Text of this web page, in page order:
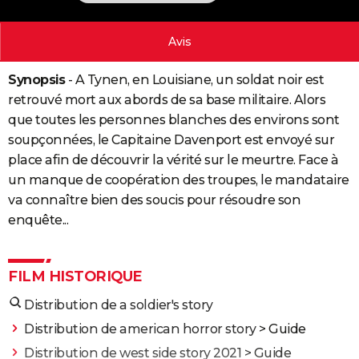
PHOTO
BONS PLANS
CARTE DE VOEUX
Carte de Noël
Carte Bonne année
Carte Saint-Valentin
Carte Pâques
Carte d'anniversaire
DICTIONNAIRE
Dictionnaire
Biographies
Citations
Expressions
Proverbes
PROGRAMME TV
COPAINS D'AVANT
FORUM
Bricolage
Lifestyle
Culture
Sport
Auto
Television
Voyage
Cinema
Avis
Synopsis- A Tynen, en Louisiane, un soldat noir est
retrouvé mort aux abords de sa base militaire. Alors
que toutes les personnes blanches des environs sont
soupçonnées, le Capitaine Davenport est envoyé sur
place afin de découvrir la vérité sur le meurtre. Face à
un manque de coopération des troupes, le mandataire
va connaître bien des soucis pour résoudre son
enquête...
FILM HISTORIQUE
Distribution de a soldier's story
Distribution de american horror story> Guide
Distribution de west side story 2021 > Guide